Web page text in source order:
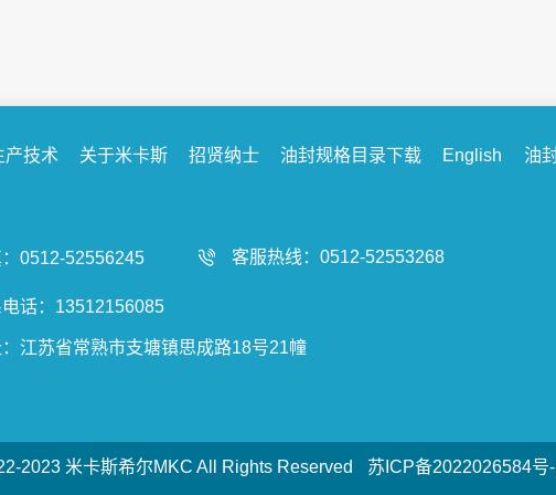
产技术 关于米卡斯 招贤纳士 油封规格目录下载 English 油
0512-52556245 客服热线：0512-52553268
话：13512156085
江苏省常熟市支塘镇思成路18号21幢
2023 米卡斯希尔MKC All Rights Reserved 苏ICP备2022026584号